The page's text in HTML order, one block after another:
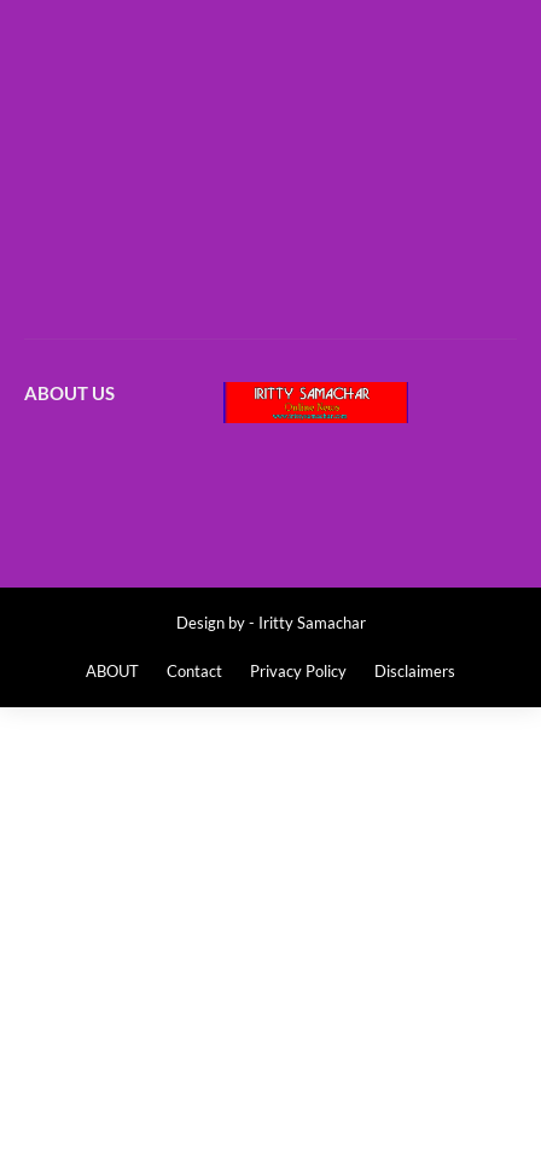
ABOUT US
Design by - Iritty Samachar
ABOUT Contact Privacy Policy Disclaimers